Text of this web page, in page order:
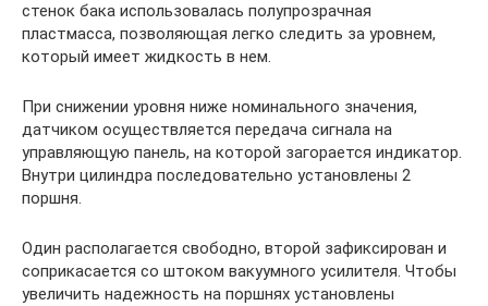
стенок бака использовалась полупрозрачная
пластмасса, позволяющая легко следить за уровнем,
который имеет жидкость в нем.
При снижении уровня ниже номинального значения,
датчиком осуществляется передача сигнала на
управляющую панель, на которой загорается индикатор.
Внутри цилиндра последовательно установлены 2
поршня.
Один располагается свободно, второй зафиксирован и
соприкасается со штоком вакуумного усилителя. Чтобы
увеличить надежность на поршнях установлены